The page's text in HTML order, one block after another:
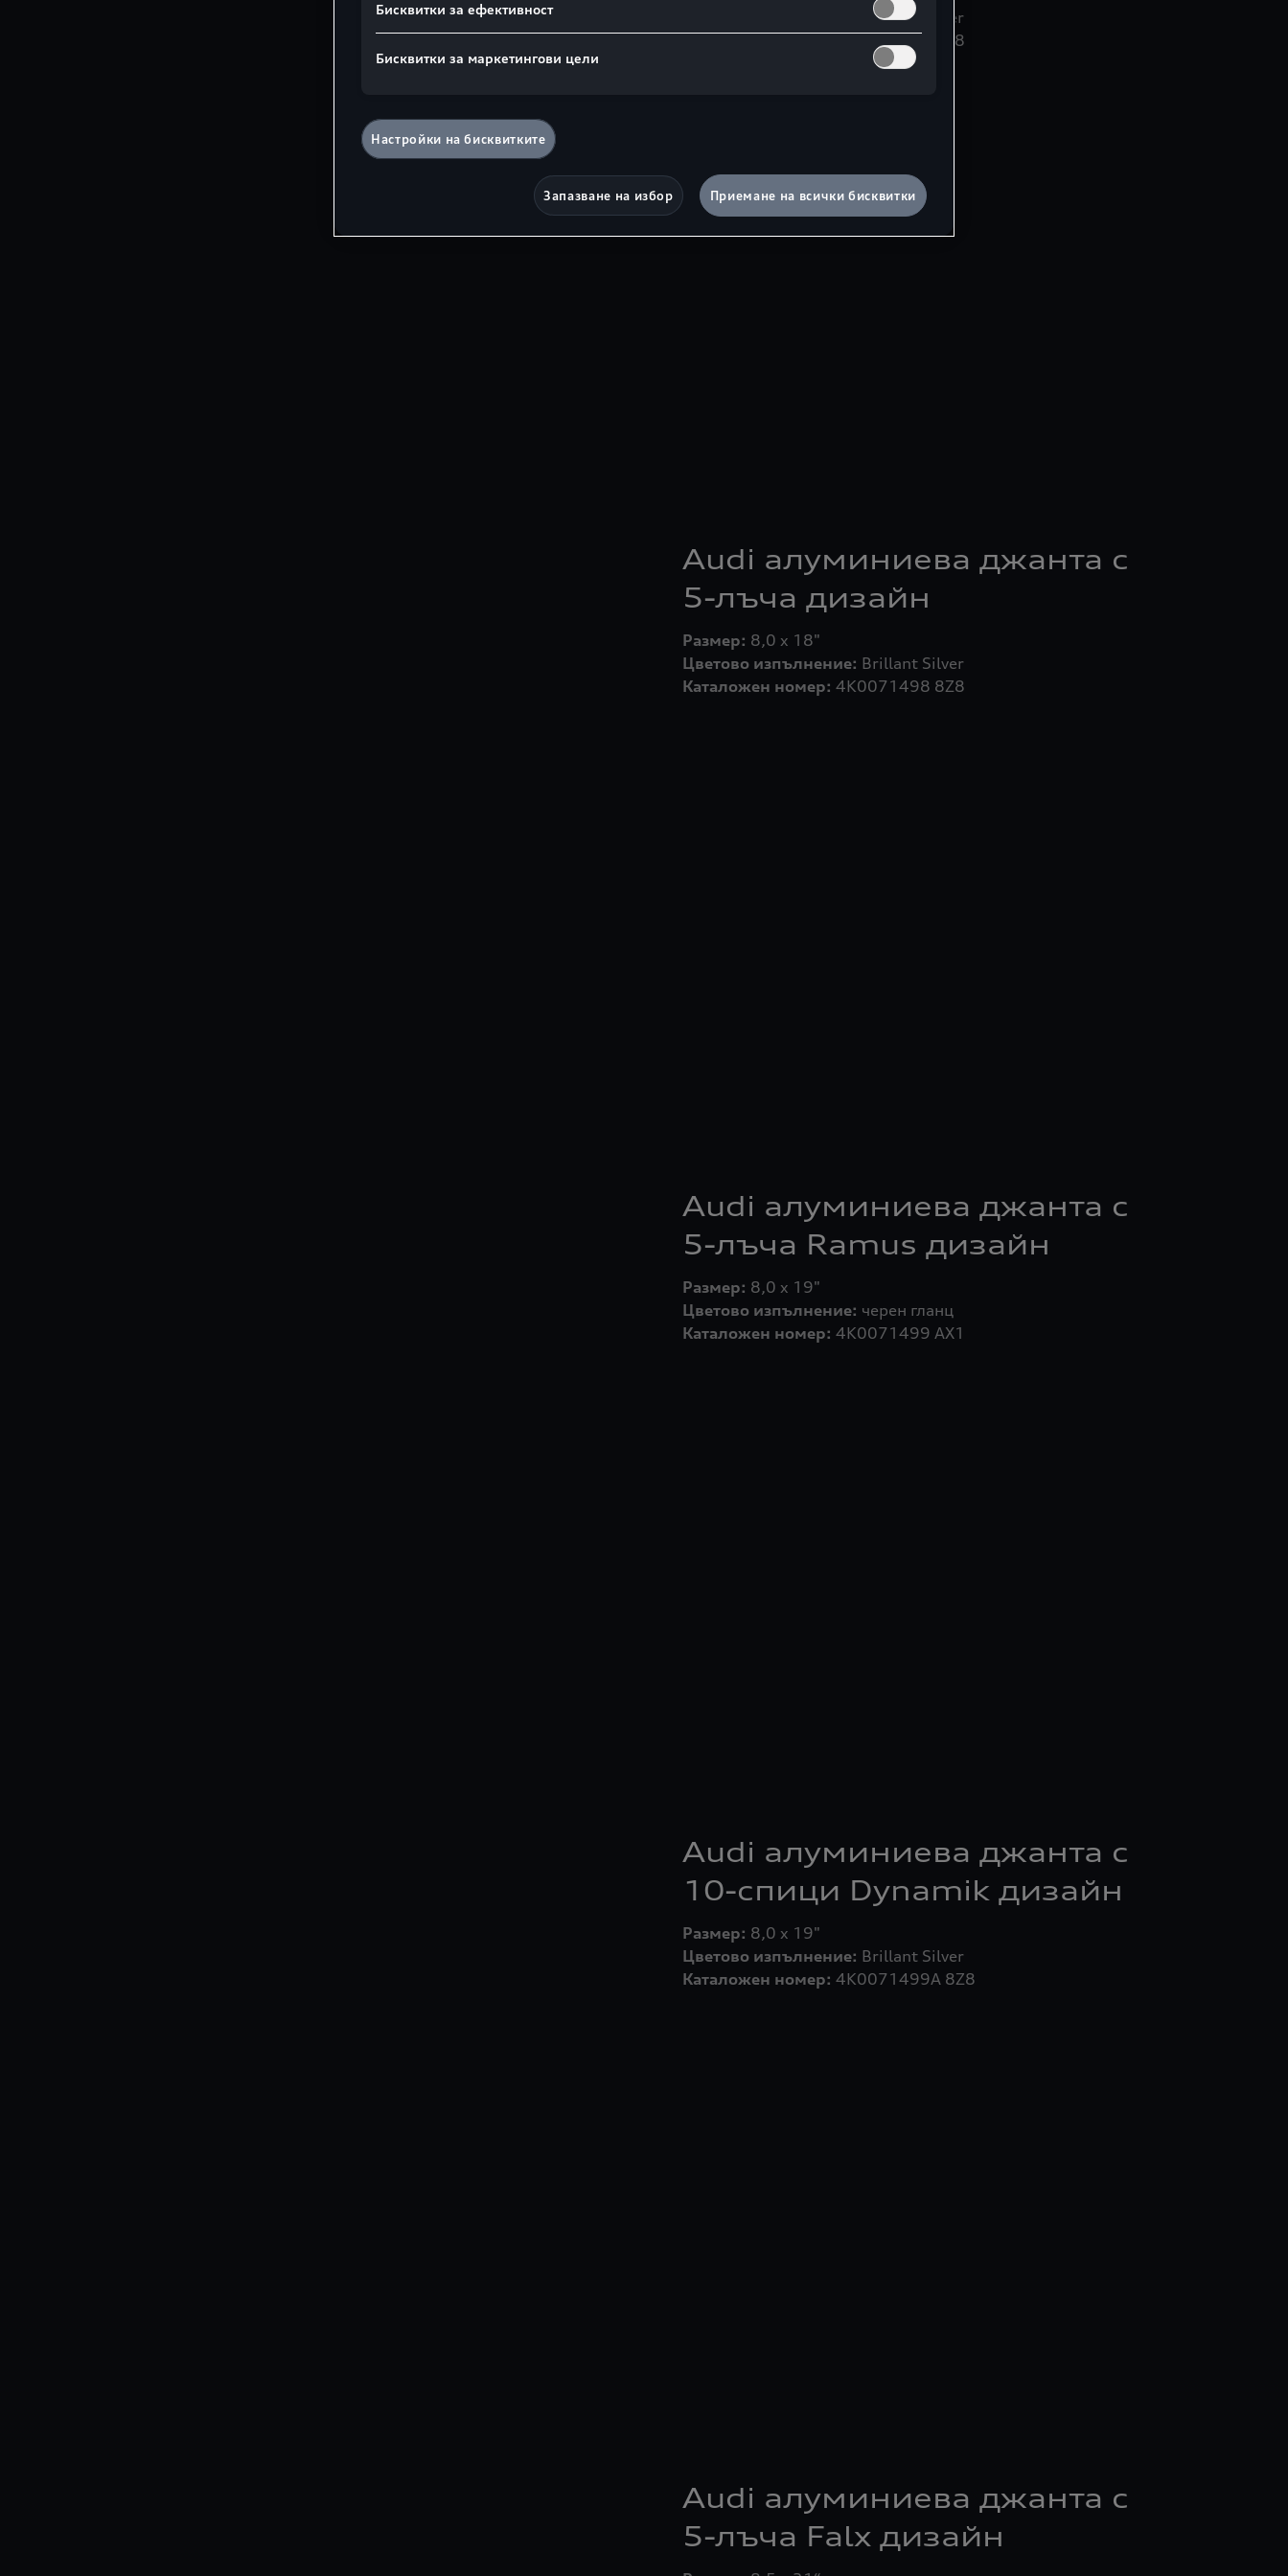
4K0071497 8Z8
Audi алуминиева джанта с
5-лъча дизайн
Размер:
Цветово изпълнение:
Каталожен номер: 4K0071498 8Z8
Audi алуминиева джанта с
5-лъча Ramus дизайн
Размер:
Цветово изпълнение:
Каталожен номер: 4K0071499 AX1
Audi алуминиева джанта с
10-спици Dynamik дизайн
Размер:
Цветово изпълнение:
Каталожен номер: 4K0071499A 8Z8
Audi алуминиева джанта с
5-лъча Falx дизайн
Бисквитки за ефективност
Бисквитки за маркетингови цели
Настройки на бисквитките
Запазване на избор Приемане на всички бисквитки